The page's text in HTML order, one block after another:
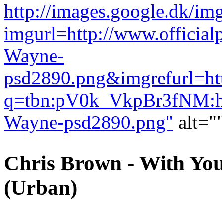
http://images.google.dk/
imgurl=http://
Wayne-
Wayne-psd2890.png"
Chris Brown - With
(Urban)